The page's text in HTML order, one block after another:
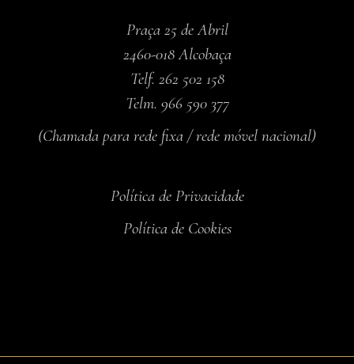
Praça 25 de Abril
2460-018 Alcobaça
Telf. 262 502 158
Telm. 966 590 377
(Chamada para rede fixa / rede móvel nacional)
Política de Privacidade
Política de Cookies